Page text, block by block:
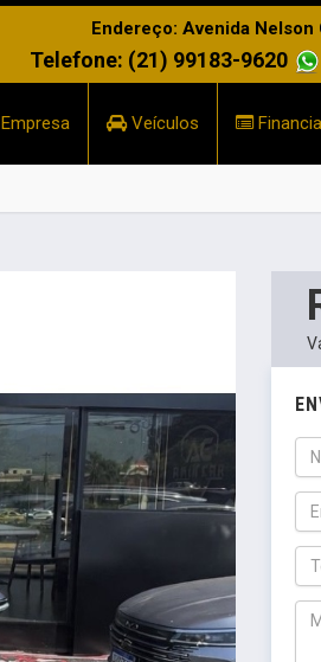
Endereço: Avenida
Telefone: (21) 99183-9620
Empresa Veículos